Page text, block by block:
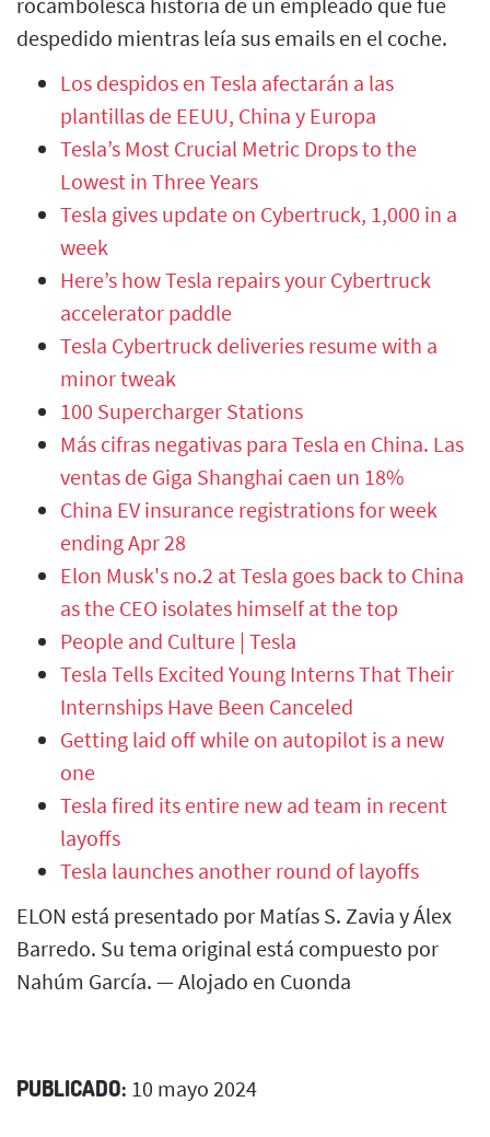
despedido mientras leía sus emails en el coche.
Los despidos en Tesla afectarán a las
plantillas de EEUU, China y Europa
Tesla’s Most Crucial Metric Drops to the
Lowest in Three Years
Tesla gives update on Cybertruck, 1,000 in a
week
Here’s how Tesla repairs your Cybertruck
accelerator paddle
Tesla Cybertruck deliveries resume with a
minor tweak
100 Supercharger Stations
Más cifras negativas para Tesla en China. Las
ventas de Giga Shanghai caen un 18%
China EV insurance registrations for week
ending Apr 28
Elon Musk's no.2 at Tesla goes back to China
as the CEO isolates himself at the top
People and Culture | Tesla
Tesla Tells Excited Young Interns That Their
Internships Have Been Canceled
Getting laid off while on autopilot is a new
one
Tesla fired its entire new ad team in recent
layoffs
Tesla launches another round of layoffs
ELON está presentado por Matías S. Zavia y Álex
Barredo. Su tema original está compuesto por
Nahúm García. — Alojado en Cuonda
PUBLICADO: 10 mayo 2024